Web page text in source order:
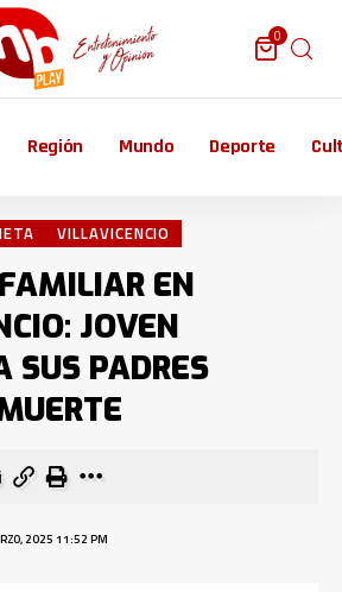
0
Región Mundo Deporte
VILLAVICENCIO
EN
JOVEN
SUS PADRES
2025 11:52 PM